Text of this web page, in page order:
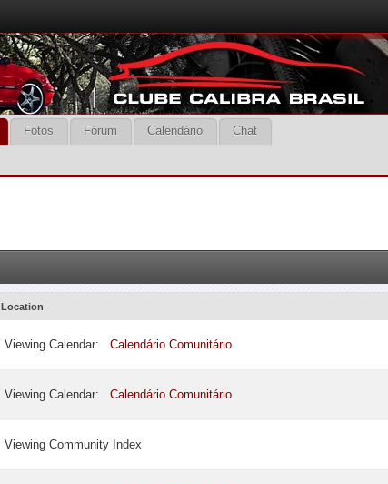
Fotos Fórum Calendário Chat
Location
Viewing Calendar:Calendário Comunitário
Viewing Calendar:Calendário Comunitário
Viewing Community Index